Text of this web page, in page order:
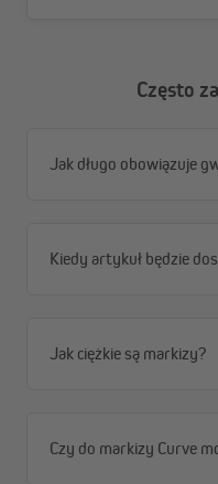
innowacyjna
wodoodporne i
Często
Jak długo obowiązuje
Kiedy artykuł będzie
Jak ciężkie są markizy?
Czy do markizy Curve